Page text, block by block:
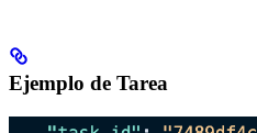
Ejemplo de Tarea